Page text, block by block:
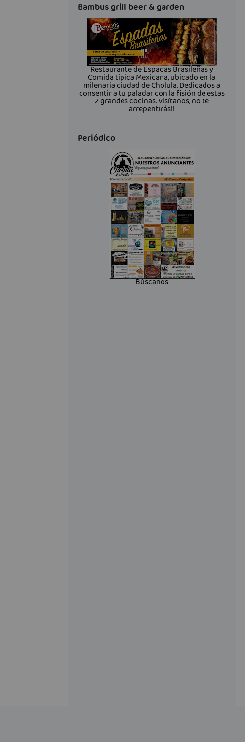
Bambus grill beer & garden
Restaurante de Espadas Brasileñas y
Comida típica Mexicana, ubicado en la
milenaria ciudad de Cholula. Dedicados a
consentir a tu paladar con la fisión de estas
2 grandes cocinas. Visítanos, no te
arrepentirás!!
Periódico
Búscanos